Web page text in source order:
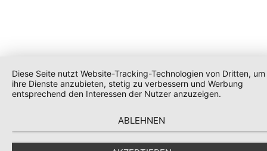
Diese Seite nutzt Website-Tracking-Technologien von Dritten, um
ihre Dienste anzubieten, stetig zu verbessern und Werbung
entsprechend den Interessen der Nutzer anzuzeigen.
ABLEHNEN